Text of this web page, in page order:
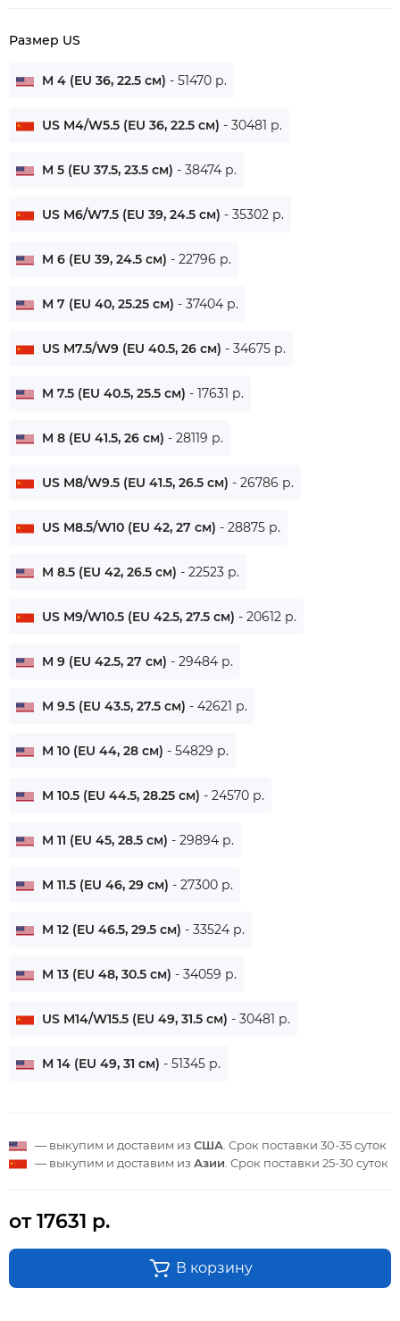
Размер US
M 4 (EU 36, 22.5 см) - 51470 р.
US M4/W5.5 (EU 36, 22.5 см) - 30481 р.
M 5 (EU 37.5, 23.5 см) - 38474 р.
US M6/W7.5 (EU 39, 24.5 см) - 35302 р.
M 6 (EU 39, 24.5 см) - 22796 р.
M 7 (EU 40, 25.25 см) - 37404 р.
US M7.5/W9 (EU 40.5, 26 см) - 34675 р.
M 7.5 (EU 40.5, 25.5 см) - 17631 р.
M 8 (EU 41.5, 26 см) - 28119 р.
US M8/W9.5 (EU 41.5, 26.5 см) - 26786 р.
US M8.5/W10 (EU 42, 27 см) - 28875 р.
M 8.5 (EU 42, 26.5 см) - 22523 р.
US M9/W10.5 (EU 42.5, 27.5 см) - 20612 р.
M 9 (EU 42.5, 27 см) - 29484 р.
M 9.5 (EU 43.5, 27.5 см) - 42621 р.
M 10 (EU 44, 28 см) - 54829 р.
M 10.5 (EU 44.5, 28.25 см) - 24570 р.
M 11 (EU 45, 28.5 см) - 29894 р.
M 11.5 (EU 46, 29 см) - 27300 р.
M 12 (EU 46.5, 29.5 см) - 33524 р.
M 13 (EU 48, 30.5 см) - 34059 р.
US M14/W15.5 (EU 49, 31.5 см) - 30481 р.
M 14 (EU 49, 31 см) - 51345 р.
— выкупим и доставим из США . Срок поставки 30-35 суток
— выкупим и доставим из Азии . Срок поставки 25-30 суток
от 17631 р.
В корзину